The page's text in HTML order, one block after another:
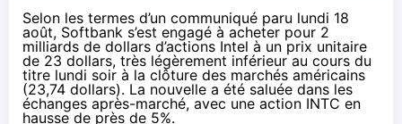
Selon les termes d’un communiqué paru lundi 18
août, Softbank s’est engagé à acheter pour 2
milliards de dollars d’actions Intel à un prix unitaire
de 23 dollars, très légèrement inférieur au cours du
titre lundi soir à la clôture des marchés américains
(23,74 dollars). La nouvelle a été saluée dans les
échanges après-marché, avec une action INTC en
hausse de près de 5%.